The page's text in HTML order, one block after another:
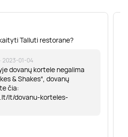
Talluti restorane?
· 2023-01-04
dovanų kortele negalima
& Shakes“, dovanų
čia:
lt/dovanu-korteles-